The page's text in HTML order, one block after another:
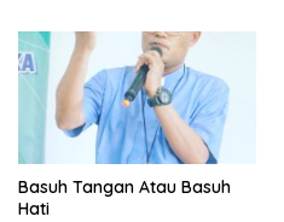
Basuh Tangan Atau Basuh
Hati